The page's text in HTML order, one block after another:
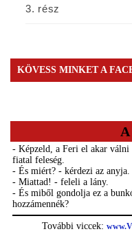
3. rész
KÖVESS MINKET A